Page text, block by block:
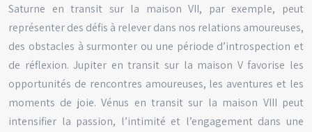
Saturne en transit sur la maison VII, par exemple, peut
représenter des défis à relever dans nos relations amoureuses,
des obstacles à surmonter ou une période d’introspection et
de réflexion. Jupiter en transit sur la maison V favorise les
opportunités de rencontres amoureuses, les aventures et les
moments de joie. Vénus en transit sur la maison VIII peut
intensifier la passion, l’intimité et l’engagement dans une